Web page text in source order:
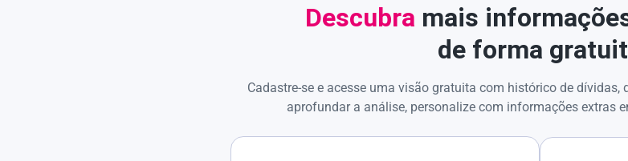
Descubra mais
de forma
Cadastre-se e acesse uma visão gratuita com histórico de
aprofundar a análise, personalize com informações extras